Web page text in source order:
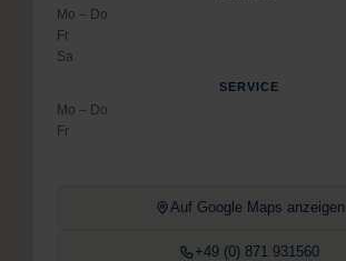
Mo – Do
Fr
Sa
SERVICE
Mo – Do
Fr
Auf Google Maps anzeigen
+49 (0) 871 931560